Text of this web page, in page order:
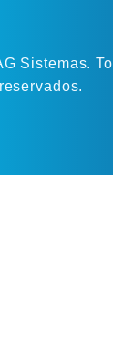
Sistemas.
reservados.